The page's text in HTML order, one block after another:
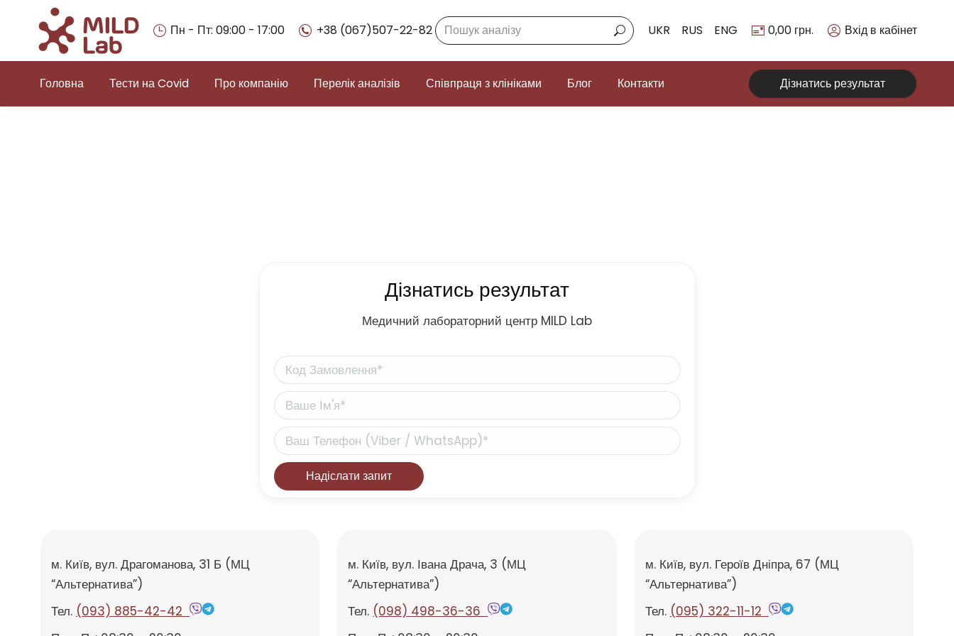
Пн - Пт: 09:00 - 17:00 +38 (067)507-22-82Search: UKR RUS ENG 0,00 грн. Вхід в кабінет
Головна Тести на Covid Про компанію Перелік аналізів Співпраця з клініками Блог Контакти Дізнатись результат
Дізнатись результат
Медичний лабораторний центр MILD Lab
м. Київ, вул. Драгоманова, 31 Б (МЦ
“Альтернатива”)
Тел. (093) 885-42-42
м. Київ, вул. Івана Драча, 3 (МЦ
“Альтернатива”)
Тел. (098) 498-36-36
м. Київ, вул. Героїв Дніпра, 67 (МЦ
“Альтернатива”)
Тел. (095) 322-11-12